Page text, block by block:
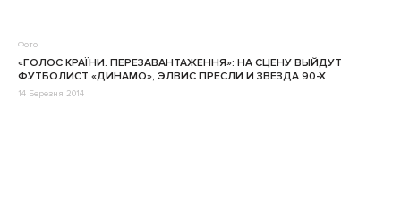
Фото
«ГОЛОС КРАЇНИ. ПЕРЕЗАВАНТАЖЕННЯ»: НА СЦЕНУ ВЫЙДУТ
ФУТБОЛИСТ «ДИНАМО», ЭЛВИС ПРЕСЛИ И ЗВЕЗДА 90-Х
14 Березня 2014